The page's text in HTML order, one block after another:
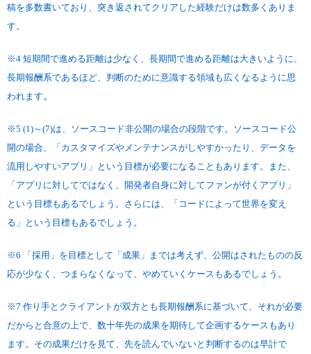
稿を多数書いており、突き返されてクリアした経験だけは数多くありま
す。
※4 短期間で進める距離は少なく、長期間で進める距離は大きいように、
長期報酬系であるほど、判断のために意識する領域も広くなるように思
われます 。
※5 (1)～(7)は、ソースコード非公開の場合の段階です。ソースコード公
開の場合、「カスタマイズやメンテナンスがしやすかったり、データを
流用しやすいアプリ」という目標が必要になることもあります。また、
「アプリに対してではなく、開発者自身に対してファンが付くアプリ」
という目標もあるでしょう。さらには、「コードによって世界を変え
る」という目標もあるでしょう。
※6 「採用」を目標として「成果」までは考えず、公開はされたものの反
応が少なく、つまらなくなって、やめていくケースもあるでしょう。
※7 作り手とクライアントが双方とも長期報酬系に基づいて、それが必要
だからと合意の上で、数十年先の成果を期待して企画するケースもあり
ます。その成果だけを見て、先を読んでいないと判断するのは早計で